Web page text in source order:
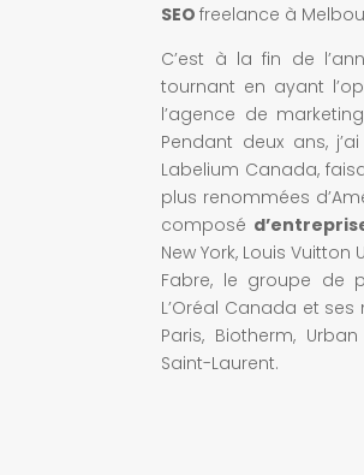
SEOfreelance à
C’est à la fin de
tournant en ayant
l’agence de
Pendant deux ans,
Labelium Canada,
plus renommées
composé
New York, Louis Vuitton
Fabre, le groupe de
L’Oréal Canada et ses
Paris, Biotherm,
Saint-Laurent.